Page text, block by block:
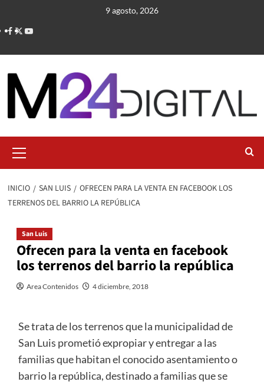
contenido
9 agosto, 2026
primario
INICIO SAN LUIS
OFRECEN PARA LA VENTA EN FACEBOOK LOS
TERRENOS DEL BARRIO LA REPÚBLICA
San Luis
Ofrecen para la venta en facebook
los terrenos del barrio la república
Area Contenidos 4 diciembre, 2018
Se trata de los terrenos que la municipalidad de
San Luis prometió expropiar y entregar a las
familias que habitan el conocido asentamiento o
barrio la república, destinado a familias que se